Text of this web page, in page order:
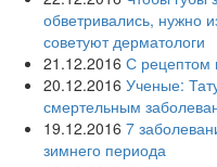
обветривались, нужно
советуют дерматологи
21.12.2016 С рецептом
20.12.2016 Ученые:
смертельным
19.12.2016 7
зимнего периода